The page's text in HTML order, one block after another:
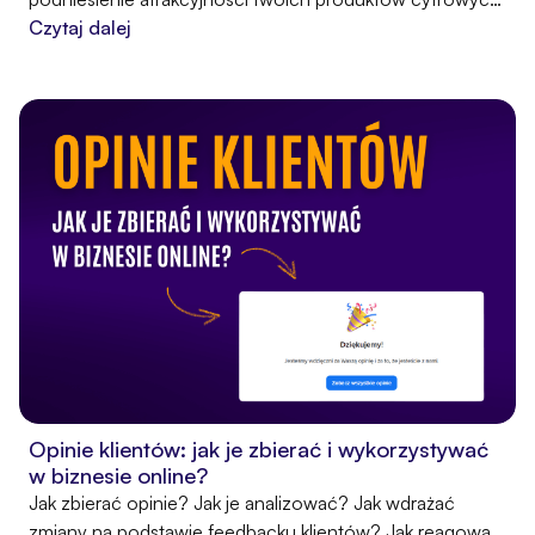
ale sposób na zwiększenie zaangażowania uczestników,
elementy interaktywne!
Czytaj dalej
Opinie klientów: jak je zbierać i wykorzystywać
w biznesie online?
Jak zbierać opinie? Jak je analizować? Jak wdrażać